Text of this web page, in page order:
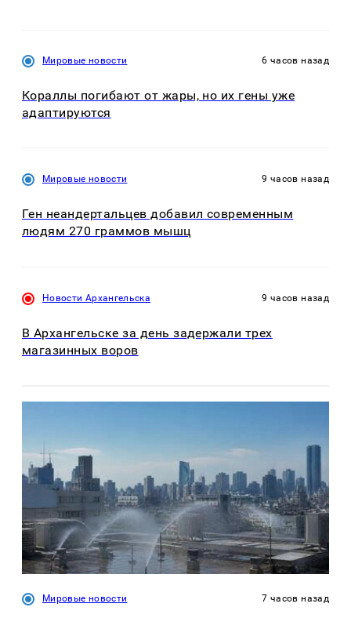
Мировые новости 6 часов назад
Кораллы погибают от жары, но их гены уже
адаптируются
Мировые новости 9 часов назад
Ген неандертальцев добавил современным
людям 270 граммов мышц
Новости Архангельска 9 часов назад
В Архангельске за день задержали трех
магазинных воров
Мировые новости 7 часов назад